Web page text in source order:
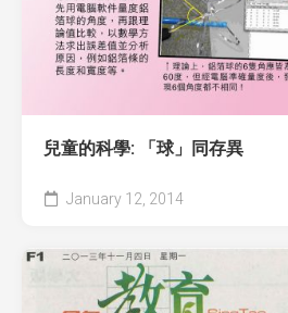
兒童的科學: 「球」同存異
January 12, 2014